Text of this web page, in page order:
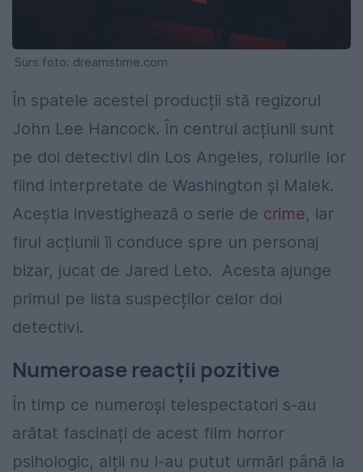
Surs foto: dreamstime.com
În spatele acestei producții stă regizorul
John Lee Hancock. În centrul acțiunii sunt
pe doi detectivi din Los Angeles, rolurile lor
fiind interpretate de Washington și Malek.
Aceștia investighează o serie de crime, iar
firul acțiunii îi conduce spre un personaj
bizar, jucat de Jared Leto. Acesta ajunge
primul pe lista suspecților celor doi
detectivi.
Numeroase reacții pozitive
În timp ce numeroși telespectatori s-au
arătat fascinați de acest film horror
psihologic, alții nu l-au putut urmări până la